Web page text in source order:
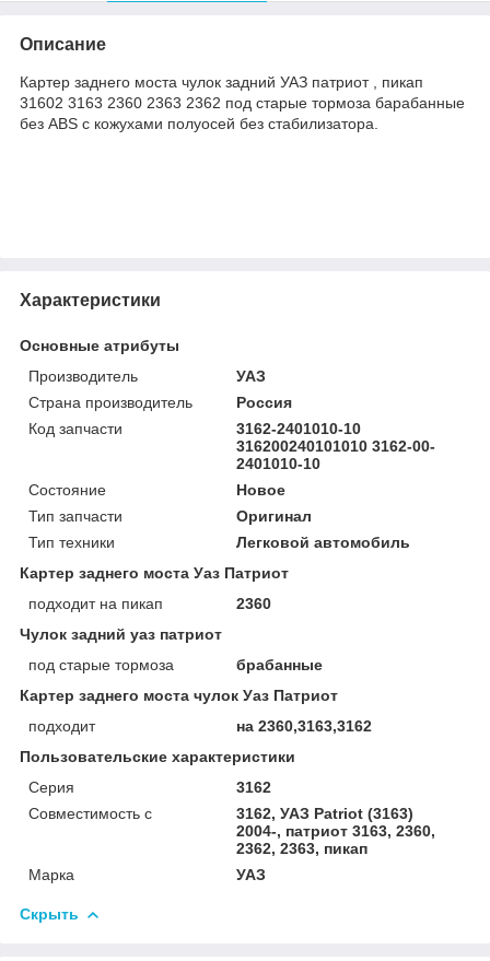
Описание
Картер заднего моста чулок задний УАЗ патриот , пикап
31602 3163 2360 2363 2362 под старые тормоза барабанные
без ABS с кожухами полуосей без стабилизатора.
Характеристики
Основные атрибуты
Производитель
УАЗ
Страна производитель
Россия
Код запчасти
3162-2401010-10
316200240101010 3162-00-
2401010-10
Состояние
Новое
Тип запчасти
Оригинал
Тип техники
Легковой автомобиль
Картер заднего моста Уаз Патриот
подходит на пикап
2360
Чулок задний уаз патриот
под старые тормоза
брабанные
Картер заднего моста чулок Уаз Патриот
подходит
на 2360,3163,3162
Пользовательские характеристики
Серия
3162
Совместимость с
3162, УАЗ Patriot (3163)
2004-, патриот 3163, 2360,
2362, 2363, пикап
Марка
УАЗ
Скрыть